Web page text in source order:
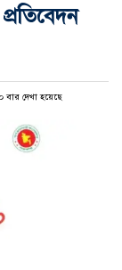
দেখা হয়েছে